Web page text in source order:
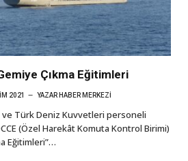
Çıkma Eğitimleri
2021 YAZAR HABER MERKEZI
ve Türk Deniz Kuvvetleri personeli
(Özel Harekât Komuta Kontrol Birimi)
Eğitimleri”…